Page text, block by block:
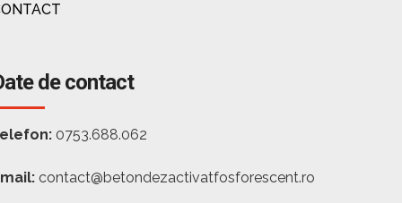
de contact
0753.688.062
contact@betondezactivatfosforescent.ro